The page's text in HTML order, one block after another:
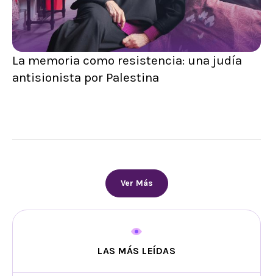
La memoria como resistencia: una judía
antisionista por Palestina
Ver Más
LAS MÁS LEÍDAS